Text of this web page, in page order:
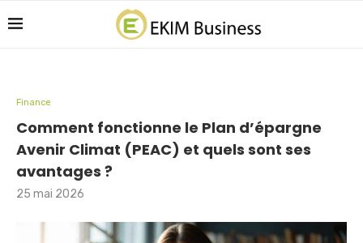
Finance
Comment fonctionne le Plan d’épargne
Avenir Climat (PEAC) et quels sont ses
avantages ?
25 mai 2026